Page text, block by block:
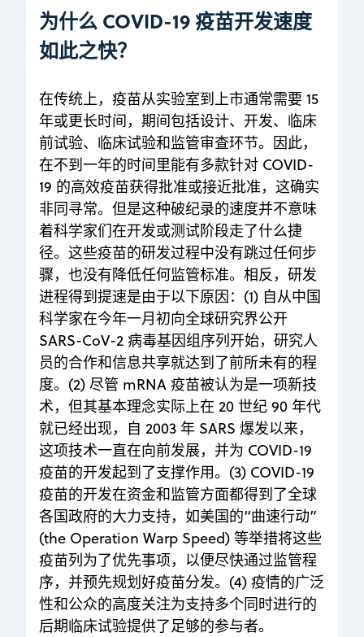
为什么 COVID-19 疫苗开发速度
如此之快？
在传统上，疫苗从实验室到上市通常需要 15
年或更长时间，期间包括设计、开发、临床
前试验、临床试验和监管审查环节。因此，
在不到一年的时间里能有多款针对 COVID-
19 的高效疫苗获得批准或接近批准，这确实
非同寻常。但是这种破纪录的速度并不意味
着科学家们在开发或测试阶段走了什么捷
径。这些疫苗的研发过程中没有跳过任何步
骤，也没有降低任何监管标准。相反，研发
进程得到提速是由于以下原因：(1) 自从中国
科学家在今年一月初向全球研究界公开
SARS-CoV-2 病毒基因组序列开始，研究人
员的合作和信息共享就达到了前所未有的程
度。(2) 尽管 mRNA 疫苗被认为是一项新技
术，但其基本理念实际上在 20 世纪 90 年代
就已经出现，自 2003 年 SARS 爆发以来，
这项技术一直在向前发展，并为 COVID-19
疫苗的开发起到了支撑作用。(3) COVID-19
疫苗的开发在资金和监管方面都得到了全球
各国政府的大力支持，如美国的“曲速行动”
(the Operation Warp Speed) 等举措将这些
疫苗列为了优先事项，以便尽快通过监管程
序，并预先规划好疫苗分发。(4) 疫情的广泛
性和公众的高度关注为支持多个同时进行的
后期临床试验提供了足够的参与者。